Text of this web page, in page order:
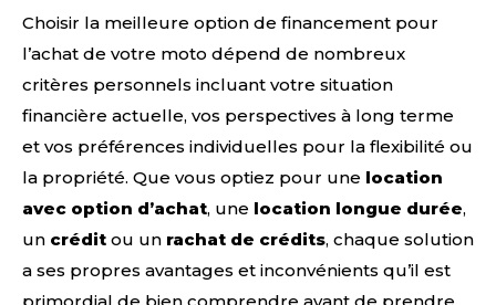
Choisir la meilleure option de financement pour
l’achat de votre moto dépend de nombreux
critères personnels incluant votre situation
financière actuelle, vos perspectives à long terme
et vos préférences individuelles pour la flexibilité ou
la propriété. Que vous optiez pour une location
avec option d’achat, une location longue durée,
un crédit ou un rachat de crédits, chaque solution
a ses propres avantages et inconvénients qu’il est